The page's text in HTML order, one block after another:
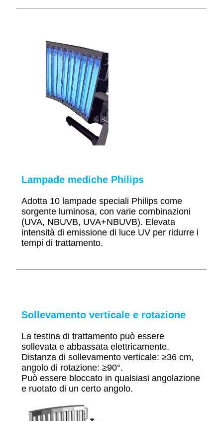
Lampade mediche Philips
Adotta 10 lampade speciali Philips come
sorgente luminosa, con varie combinazioni
(UVA, NBUVB, UVA+NBUVB). Elevata
intensità di emissione di luce UV per ridurre i
tempi di trattamento.
Sollevamento verticale e rotazione
La testina di trattamento può essere
sollevata e abbassata elettricamente.
Distanza di sollevamento verticale: ≥36 cm,
angolo di rotazione: ≥90°.
Può essere bloccato in qualsiasi angolazione
e ruotato di un certo angolo.